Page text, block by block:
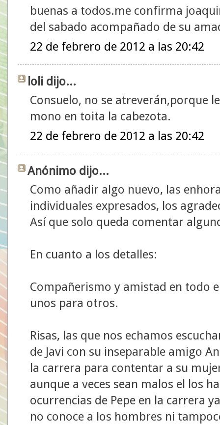
buenas a todos.me confirma
del sabado acompañado de su
22 de febrero de 2012 a las 20:42
loli dijo...
Consuelo, no se atreverán,porque
mono en toita la cabezota.
22 de febrero de 2012 a las 20:42
Anónimo dijo...
Como añadir algo nuevo, las
individuales expresados, los
Así que solo queda comentar
En cuanto a los detalles:
Compañerismo y amistad en todo
unos para otros.
Risas, las que nos echamos
de Javi con su inseparable amigo
la carrera para contentar a su
aunque a veces sean malos el los
ocurrencias de Pepe en la carrera
no conoce a los hombres ni